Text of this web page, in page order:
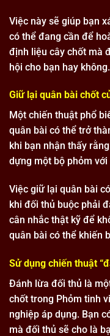
Việc này sẽ giúp bạn
có thể đang cần để
định liệu cây chốt mà
hội cho bạn hay không.
Giữ lại quân bài chốt
Một chiến thuật phổ
quân bài có thể trở
khi bạn nhận thấy
dựng một bộ phỏm
Việc giữ lại quân bài
khi đối thủ buộc phải
cân nhắc thật kỹ để
quân bài có thể khiến
Sử dụng chiến thuật
Đánh lừa đối thủ là
chốt trong Phỏm tinh
nghiệp áp dụng. Bạn
mà đối thủ sẽ cho là